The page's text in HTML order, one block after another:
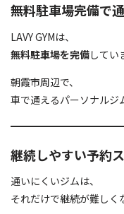
無料駐車場完備で
LAVY GYMは、
無料駐車場を完備してい
朝霞市周辺で、
車で通えるパーソナルジ
継続しやすい予約
通いにくいジムは、
それだけで継続が難しく